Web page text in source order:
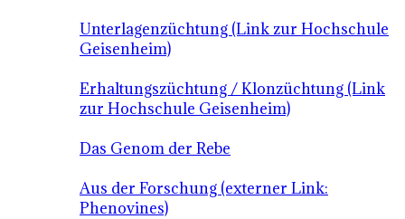
Unterlagenzüchtung (Link zur Hochschule
Geisenheim)
Erhaltungszüchtung / Klonzüchtung (Link
zur Hochschule Geisenheim)
Das Genom der Rebe
Aus der Forschung (externer Link:
Phenovines)